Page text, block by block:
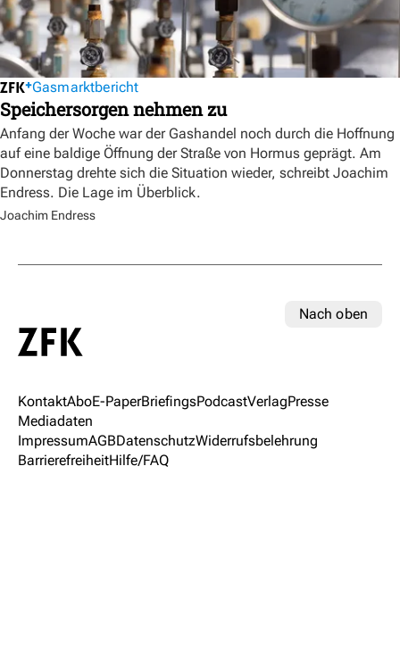
Gasmarktbericht
Speichersorgen nehmen zu
Anfang der Woche war der Gashandel noch durch die Hoffnung
auf eine baldige Öffnung der Straße von Hormus geprägt. Am
Donnerstag drehte sich die Situation wieder, schreibt Joachim
Endress. Die Lage im Überblick.
Joachim Endress
Nach oben
KontaktAboE-PaperBriefingsPodcastVerlagPresse
Mediadaten
ImpressumAGBDatenschutzWiderrufsbelehrung
BarrierefreiheitHilfe/FAQ